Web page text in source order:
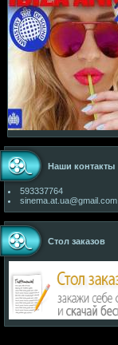
Наши контакты
593337764
sinema.at.ua@gmail.com
Стол заказов